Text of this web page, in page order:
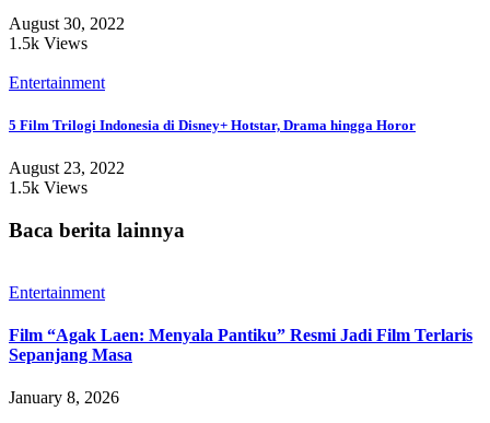
August 30, 2022
1.5k Views
Entertainment
5 Film Trilogi Indonesia di Disney+ Hotstar, Drama hingga Horor
August 23, 2022
1.5k Views
Baca berita lainnya
Entertainment
Film “Agak Laen: Menyala Pantiku” Resmi Jadi Film Terlaris
Sepanjang Masa
January 8, 2026